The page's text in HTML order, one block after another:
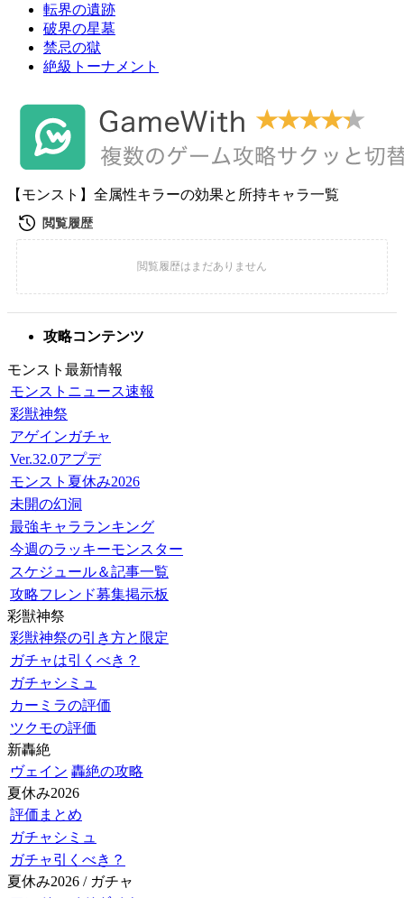
転界の遺跡
破界の星墓
禁忌の獄
絶級トーナメント
【モンスト】全属性キラーの効果と所持キャラ一覧
攻略コンテンツ
モンスト最新情報
モンストニュース速報
彩獣神祭
アゲインガチャ
Ver.32.0アプデ
モンスト夏休み2026
未開の幻洞
最強キャラランキング
今週のラッキーモンスター
スケジュール＆記事一覧
攻略フレンド募集掲示板
彩獣神祭
彩獣神祭の引き方と限定
ガチャは引くべき？
ガチャシミュ
カーミラの評価
ツクモの評価
新轟絶
ヴェイン 轟絶の攻略
夏休み2026
評価まとめ
ガチャシミュ
ガチャ引くべき？
夏休み2026 / ガチャ